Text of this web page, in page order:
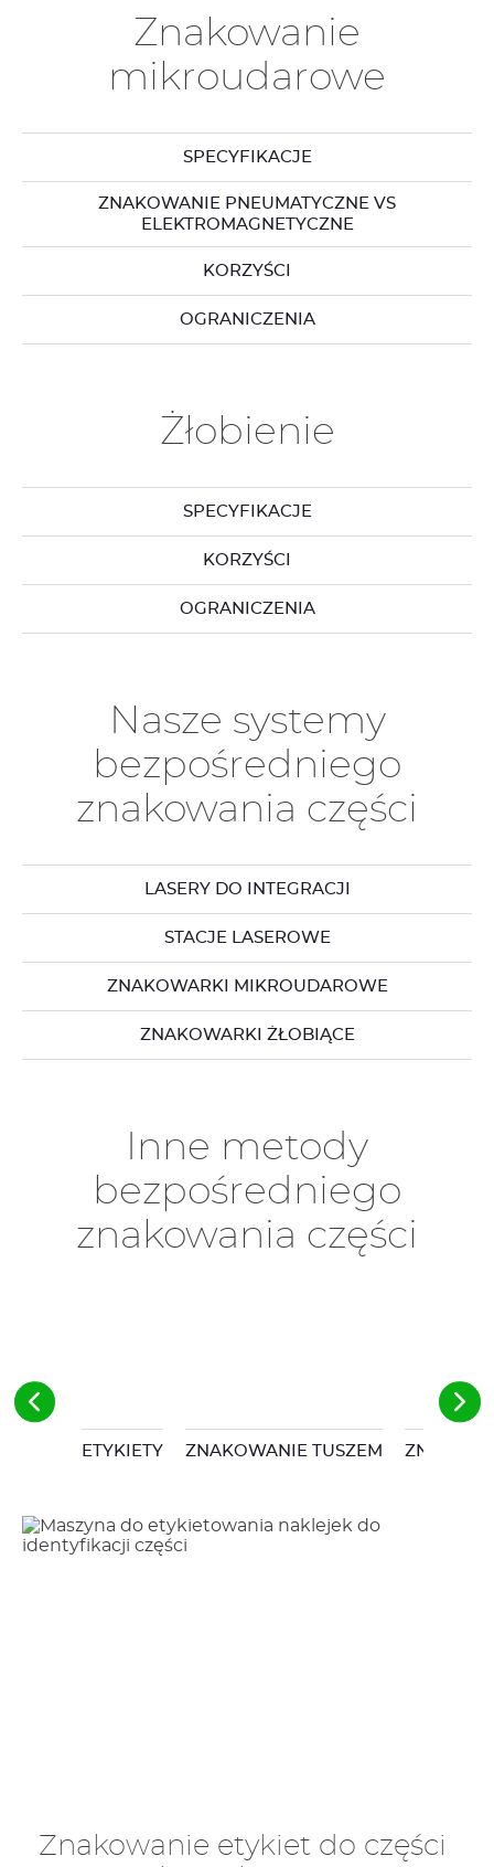
Znakowanie
mikroudarowe
SPECYFIKACJE
ZNAKOWANIE PNEUMATYCZNE VS
ELEKTROMAGNETYCZNE
KORZYŚCI
OGRANICZENIA
Żłobienie
SPECYFIKACJE
KORZYŚCI
OGRANICZENIA
Nasze systemy
bezpośredniego
znakowania części
LASERY DO INTEGRACJI
STACJE LASEROWE
ZNAKOWARKI MIKROUDAROWE
ZNAKOWARKI ŻŁOBIĄCE
Inne metody
bezpośredniego
znakowania części
ETYKIETY ZNAKOWANIE TUSZEM
Znakowanie etykiet do części